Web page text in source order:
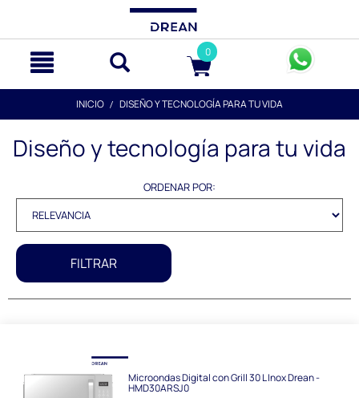
0
INICIO DISEÑO Y TECNOLOGÍA PARA TU VIDA
Diseño y tecnología para tu vida
ORDENAR POR:
FILTRAR
Microondas Digital con Grill 30 L Inox Drean -
HMD30ARSJ0